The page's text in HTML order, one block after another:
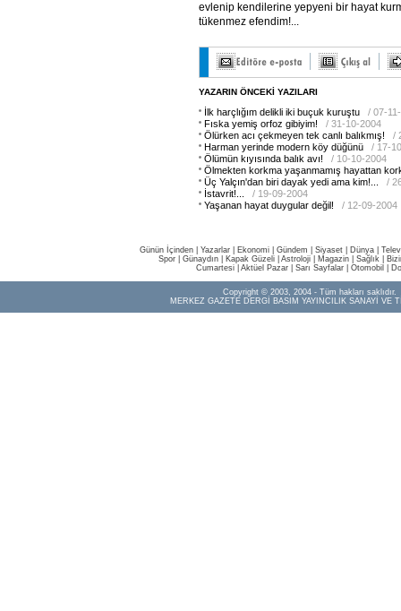
evlenip kendilerine yepyeni bir hayat
tükenmez efendim!...
YAZARIN ÖNCEKİ YAZILARI
İlk harçlığım delikli iki buçuk kuruştu
/ 07-
Fıska yemiş orfoz gibiyim!
/ 31-10-2004
Ölürken acı çekmeyen tek canlı balıkmış!
/
Harman yerinde modern köy düğünü
/ 17-
Ölümün kıyısında balık avı!
/ 10-10-2004
Ölmekten korkma yaşanmamış hayattan
Üç Yalçın'dan biri dayak yedi ama kim!...
/
İstavrit!...
/ 19-09-2004
Yaşanan hayat duygular değil!
/ 12-09-2004
Günün İçinden Yazarlar Ekonomi Gündem Siyaset Dünya |
Spor
Günaydın Kapak Güzeli Astroloji Magazin Sağlık
Cumartesi| Aktüel Pazar| Sarı Sayfalar| Otomobil
Copyright © 2003, 2004 - Tüm hakları saklıdır.
MERKEZ GAZETE DERGİ BASIM YAYINCILIK SANAYİ VE